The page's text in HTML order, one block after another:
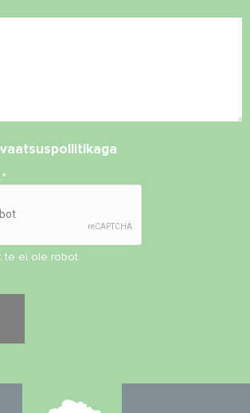
*
te ei ole robot.